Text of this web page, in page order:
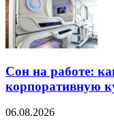
Сон на работе:
корпоративную
06.08.2026